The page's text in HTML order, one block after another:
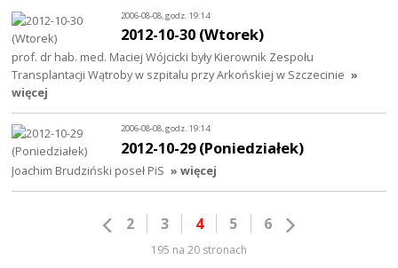
2006-08-08, godz. 19:14
2012-10-30 (Wtorek)
prof. dr hab. med. Maciej Wójcicki były Kierownik Zespołu
Transplantacji Wątroby w szpitalu przy Arkońskiej w Szczecinie »
więcej
2006-08-08, godz. 19:14
2012-10-29 (Poniedziałek)
Joachim Brudziński poseł PiS » więcej
2 3 4 5 6
195 na 20 stronach